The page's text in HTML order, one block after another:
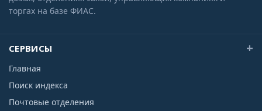
торгах на базе ФИАС.
СЕРВИСЫ
Главная
Поиск индекса
Почтовые отделения